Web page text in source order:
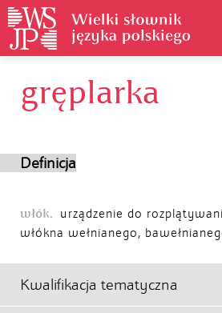
Historia
gręplarka
Definicja
włók.
urządzenie do
włókna wełnianego,
Kwalifikacja tematyczna